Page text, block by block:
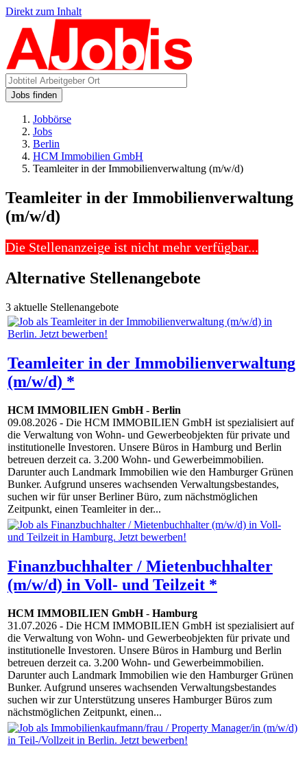
Direkt zum Inhalt
Jobs finden
Jobbörse
Jobs
Berlin
HCM Immobilien GmbH
Teamleiter in der Immobilienverwaltung (m/w/d)
Teamleiter in der Immobilienverwaltung
(m/w/d)
Die Stellenanzeige ist nicht mehr verfügbar...
Alternative Stellenangebote
3 aktuelle Stellenangebote
Teamleiter in der Immobilienverwaltung
(m/w/d) *
HCM IMMOBILIEN GmbH- Berlin
09.08.2026 - Die HCM IMMOBILIEN GmbH ist spezialisiert auf
die Verwaltung von Wohn- und Gewerbeobjekten für private und
institutionelle Investoren. Unsere Büros in Hamburg und Berlin
betreuen derzeit ca. 3.200 Wohn- und Gewerbeimmobilien.
Darunter auch Landmark Immobilien wie den Hamburger Grünen
Bunker. Aufgrund unseres wachsenden Verwaltungsbestandes,
suchen wir für unser Berliner Büro, zum nächstmöglichen
Zeitpunkt, einen Teamleiter in der...
Finanzbuchhalter / Mietenbuchhalter
(m/w/d) in Voll- und Teilzeit *
HCM IMMOBILIEN GmbH- Hamburg
31.07.2026 - Die HCM IMMOBILIEN GmbH ist spezialisiert auf
die Verwaltung von Wohn- und Gewerbeobjekten für private und
institutionelle Investoren. Unsere Büros in Hamburg und Berlin
betreuen derzeit ca. 3.200 Wohn- und Gewerbeimmobilien.
Darunter auch Landmark Immobilien wie den Hamburger Grünen
Bunker. Aufgrund unseres wachsenden Verwaltungsbestandes
suchen wir zur Unterstützung unseres Hamburger Büros zum
nächstmöglichen Zeitpunkt, einen...